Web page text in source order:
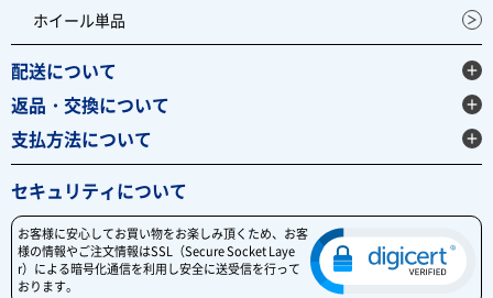
ホイール単品
配送について
返品・交換について
支払方法について
セキュリティについて
お客様に安心してお買い物をお楽しみ頂くため、お客
様の情報やご注文情報はSSL（Secure Socket Laye
r）による暗号化通信を利用し安全に送受信を行って
おります。